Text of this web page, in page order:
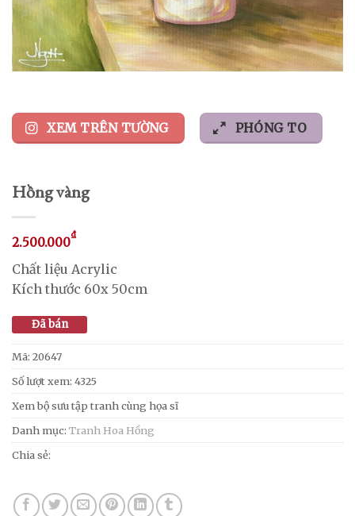
XEM TRÊN TƯỜNG PHÓNG TO
Hồng vàng
2.500.000₫
Chất liệu Acrylic
Kích thước 60x 50cm
Đã bán
Mã: 20647
Số lượt xem: 4325
Xem bộ sưu tập tranh cùng họa sĩ
Danh mục: Tranh Hoa Hồng
Chia sẻ: